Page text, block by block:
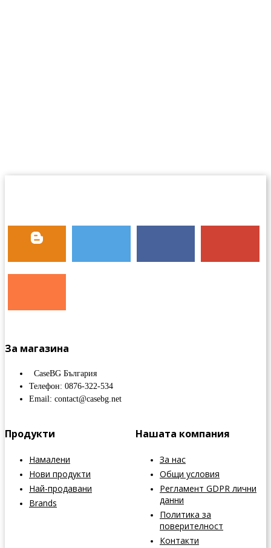
За магазина
CaseBG България
Телефон: 0876-322-534
Email: contact@casebg.net
Продукти
Намалени
Нови продукти
Най-продавани
Brands
Нашата компания
За нас
Общи условия
Регламент GDPR лични
данни
Политика за
поверителност
Контакти